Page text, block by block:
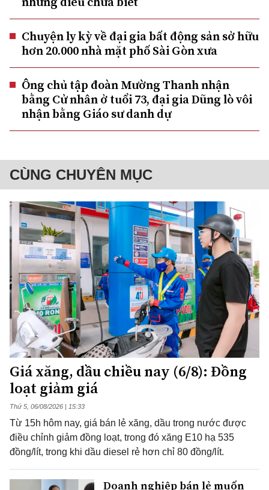
Chuyện ly kỳ về đại gia bất động sản sở hữu
hơn 20.000 nhà mặt phố Sài Gòn xưa
Ông chủ tập đoàn Mường Thanh nhận
bằng Cử nhân ở tuổi 73, đại gia Dũng lò vôi
nhận bằng Giáo sư danh dự
CÙNG CHUYÊN MỤC
Giá xăng, dầu chiều nay (6/8): Đồng
loạt giảm giá
Thứ 5, 06/08/2026 | 15:33
Từ 15h hôm nay, giá bán lẻ xăng, dầu trong nước được
điều chỉnh giảm đồng loạt, trong đó xăng E10 hạ 535
đồng/lít, trong khi dầu diesel rẻ hơn chỉ 80 đồng/lít.
Doanh nghiệp bán lẻ muốn